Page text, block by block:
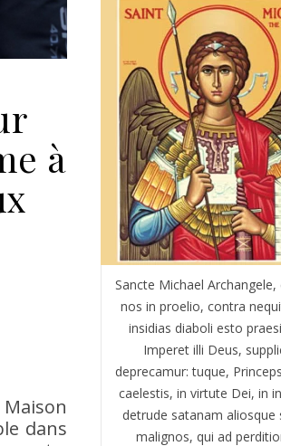
à
dans
Sancte Michael Archangele,
nos in proelio, contra
insidias diaboli esto
Imperet illi Deus,
deprecamur: tuque,
caelestis, in virtute Dei, in
detrude satanam aliosque
malignos, qui ad